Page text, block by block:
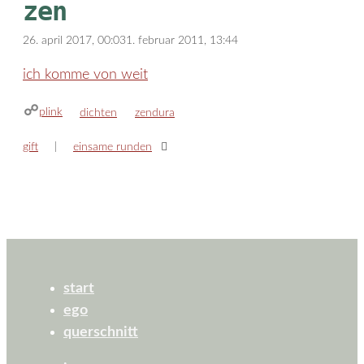
zen
26. april 2017, 00:031. februar 2011, 13:44
ich komme von weit
plink kategorien
dichten schlagwörter
zendura
gift einsame runden
start
ego
querschnitt